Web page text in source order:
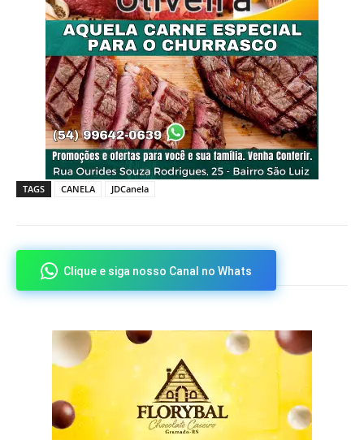
TAGS CANELA JDCanela
Clique e siga nosso Canal no Whats